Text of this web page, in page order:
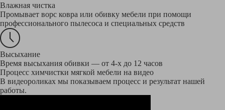
Влажная чистка
Промывает ворс ковра или обивку мебели при помощи
профессионального пылесоса и специальных средств
Высыхание
Время высыхания обивки — от 4-х до 12 часов
Процесс химчистки мягкой мебели на видео
В видеороликах мы показываем процесс и результат нашей
работы.